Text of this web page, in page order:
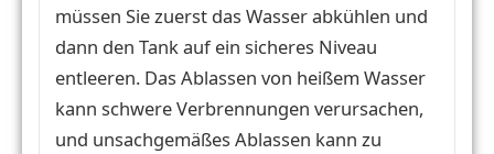
müssen Sie zuerst das Wasser abkühlen und
dann den Tank auf ein sicheres Niveau
entleeren. Das Ablassen von heißem Wasser
kann schwere Verbrennungen verursachen,
und unsachgemäßes Ablassen kann zu